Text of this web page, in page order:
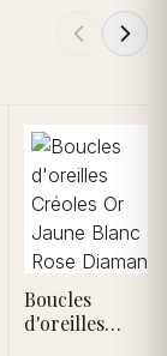
Boucles
d'oreilles